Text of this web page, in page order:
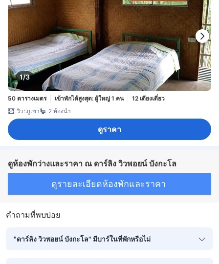
1/3
50 ตารางเมตร เข้าพักได้สูงสุด: ผู้ใหญ่ 1 คน
12 เตียงเดี่ยว
วิว: ภูเขา
2 ห้องน้ำ
ดูราคา
ดูห้องพักว่างและราคา ณ ดาร์ลิง วิวพอยน์ บังกะโล
ดูรายละเอียดห้องพักและราคา
คำถามที่พบบ่อย
"ดาร์ลิง วิวพอยน์ บังกะโล" มีบาร์ในที่พักหรือไม่